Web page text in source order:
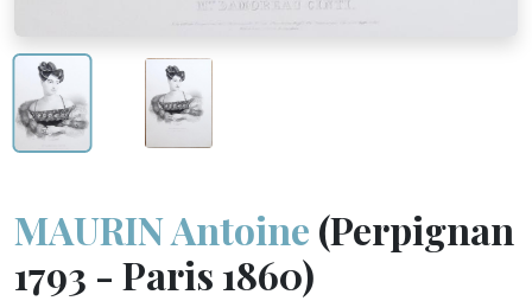
MAURIN Antoine (Perpignan
1793 - Paris 1860)